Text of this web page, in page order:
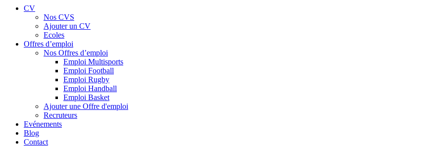
CV
Nos CVS
Ajouter un CV
Ecoles
Offres d’emploi
Nos Offres d’emploi
Emploi Multisports
Emploi Football
Emploi Rugby
Emploi Handball
Emploi Basket
Ajouter une Offre d'emploi
Recruteurs
Evénements
Blog
Contact